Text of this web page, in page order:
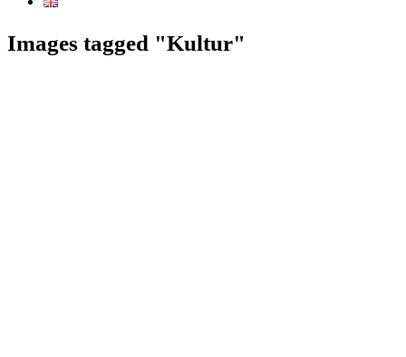
Images tagged "Kultur"